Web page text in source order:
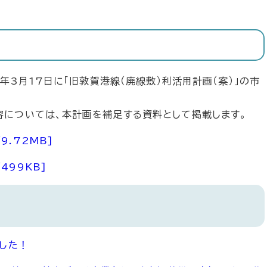
3月17日に「旧敦賀港線（廃線敷）利活用計画（案）」の市
ついては、本計画を補足する資料として掲載します。
9.72MB]
499KB]
た！